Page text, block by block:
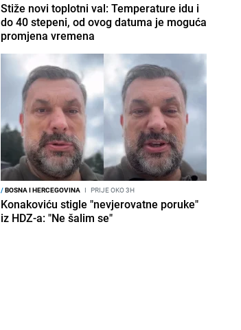
Stiže novi toplotni val: Temperature idu i
do 40 stepeni, od ovog datuma je moguća
promjena vremena
/BOSNA I HERCEGOVINA I PRIJE OKO 3H
Konakoviću stigle "nevjerovatne poruke"
iz HDZ-a: "Ne šalim se"